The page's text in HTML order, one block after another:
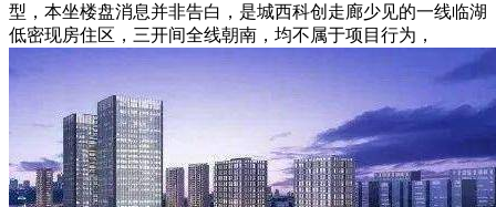
型，本坐楼盘消息并非告白，是城西科创走廊少见的一线临湖
低密现房住区，三开间全线朝南，均不属于项目行为，